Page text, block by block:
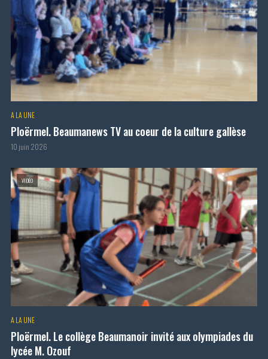
A LA UNE
Ploërmel. Beaumanews TV au coeur de la culture gallèse
10 juin 2026
VIDÉO
A LA UNE
Ploërmel. Le collège Beaumanoir invité aux olympiades du
lycée M. Ozouf